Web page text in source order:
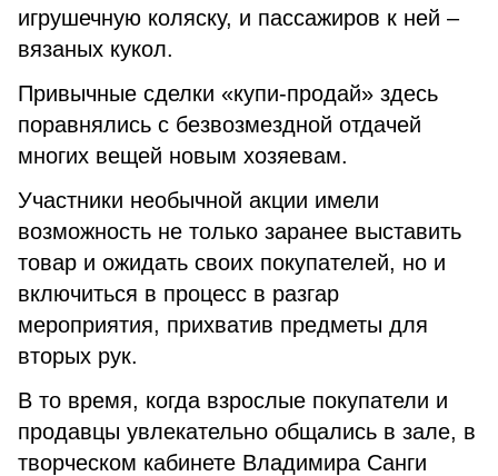
игрушечную коляску, и пассажиров к ней –
вязаных кукол.
Привычные сделки «купи-продай» здесь
поравнялись с безвозмездной отдачей
многих вещей новым хозяевам.
Участники необычной акции имели
возможность не только заранее выставить
товар и ожидать своих покупателей, но и
включиться в процесс в разгар
мероприятия, прихватив предметы для
вторых рук.
В то время, когда взрослые покупатели и
продавцы увлекательно общались в зале, в
творческом кабинете Владимира Санги